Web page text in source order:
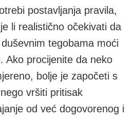
postavljanja pravila,
li realistično očekivati da
tegobama moći
Ako procijenite da neko
bolje je započeti s
vršiti pritisak
od već dogovorenog i